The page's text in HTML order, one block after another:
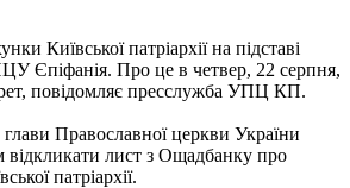
Київської патріархії на підставі
Єпіфанія. Про це в четвер, 22 серпня,
повідомляє пресслужба УПЦ КП.
Православної церкви України
відкликати лист з Ощадбанку про
патріархії.